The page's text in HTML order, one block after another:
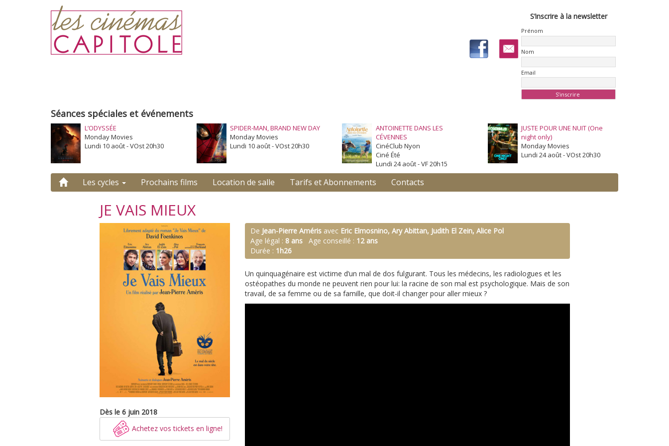
S’inscrire à la newsletter
Prénom
Nom
Email
Séances spéciales et événements
L’ODYSSÉE
Monday Movies
Lundi 10 août - VOst 20h30
SPIDER-MAN, BRAND NEW DAY
Monday Movies
Lundi 10 août - VOst 20h30
ANTOINETTE DANS LES
CÉVENNES
CinéClub Nyon
Ciné Été
Lundi 24 août - VF 20h15
JUSTE POUR UNE NUIT (One
night only)
Monday Movies
Lundi 24 août - VOst 20h30
Les cycles Prochains films Location de salle Tarifs et Abonnements Contacts
JE VAIS MIEUX
Dès le 6 juin 2018
Achetez vos tickets en ligne!
De Jean-Pierre Améris avec Eric Elmosnino, Ary Abittan, Judith El Zein, Alice Pol
Age légal : 8 ans Age conseillé : 12 ans
Durée : 1h26
Un quinquagénaire est victime d’un mal de dos fulgurant. Tous les médecins, les radiologues et les
ostéopathes du monde ne peuvent rien pour lui: la racine de son mal est psychologique. Mais de son
travail, de sa femme ou de sa famille, que doit-il changer pour aller mieux ?